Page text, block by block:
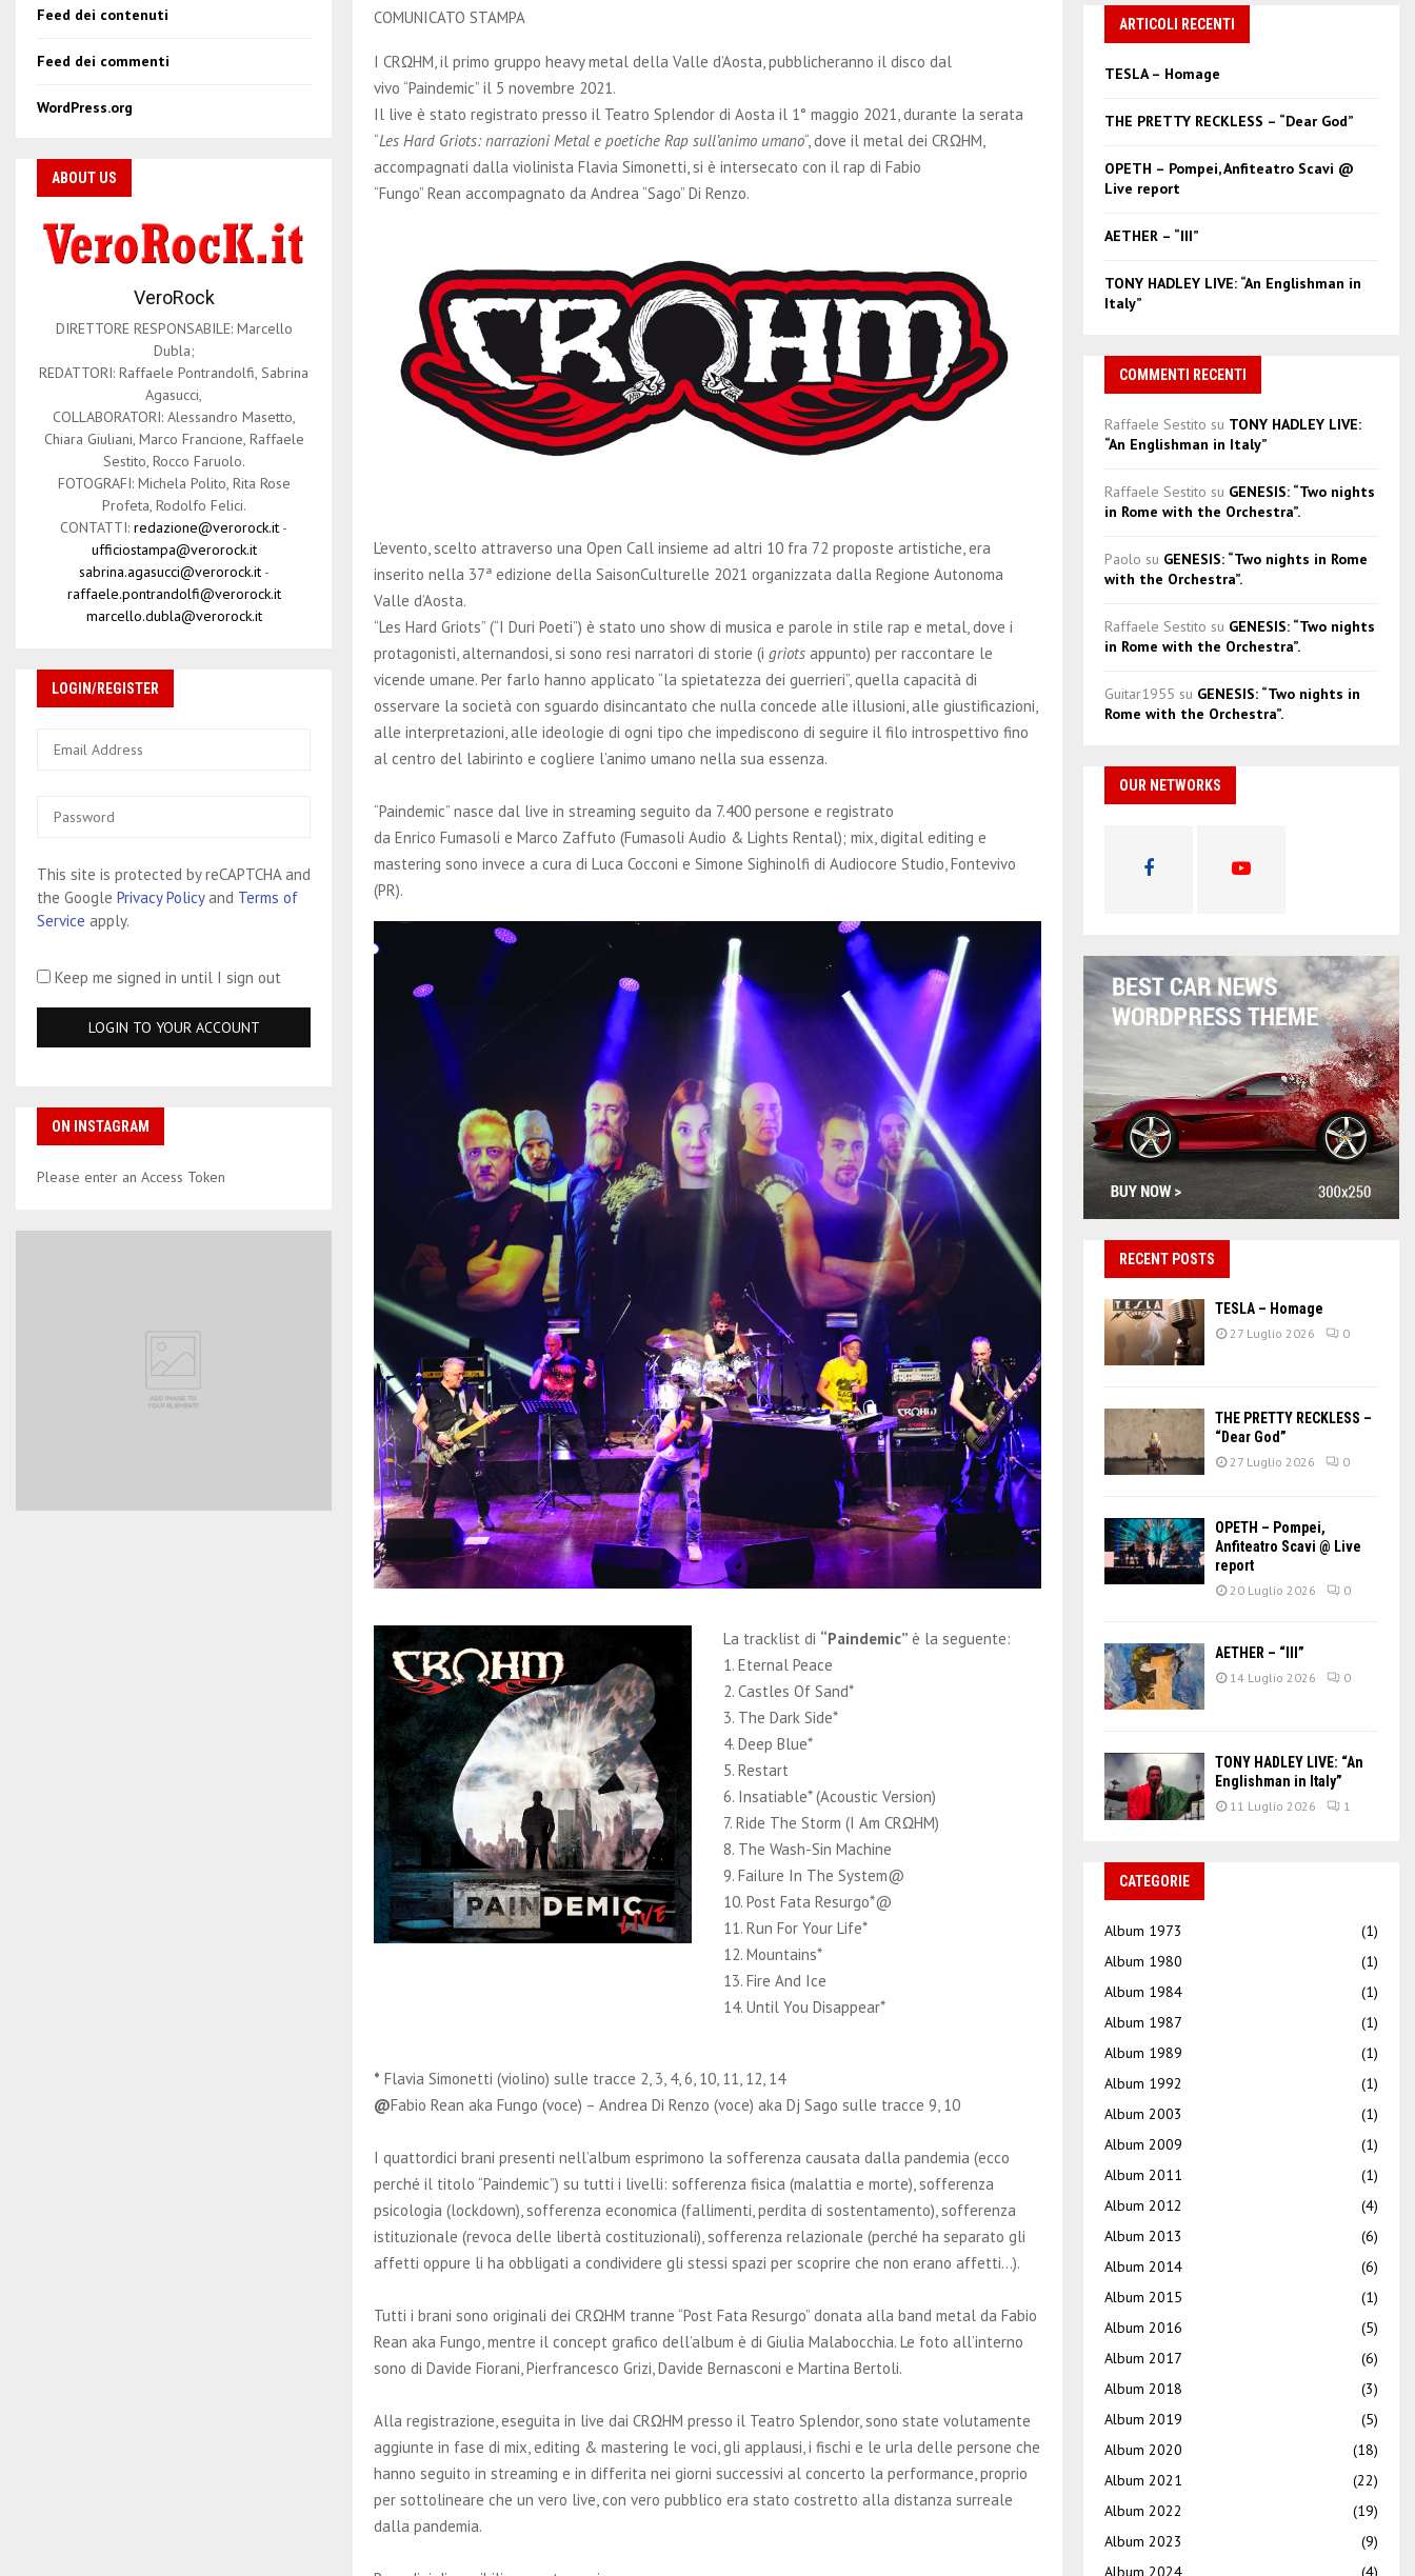
COMUNICATO STAMPA
I CRΩHM, il primo gruppo heavy metal della Valle d’Aosta, pubblicheranno il disco dal
vivo “Paindemic” il 5 novembre 2021.
Il live è stato registrato presso il Teatro Splendor di Aosta il 1° maggio 2021, durante la serata
“Les Hard Griots: narrazioni Metal e poetiche Rap sull’animo umano“, dove il metal dei CRΩHM,
accompagnati dalla violinista Flavia Simonetti, si è intersecato con il rap di Fabio
“Fungo” Rean accompagnato da Andrea “Sago” Di Renzo.
L’evento, scelto attraverso una Open Call insieme ad altri 10 fra 72 proposte artistiche, era
inserito nella 37ª edizione della SaisonCulturelle 2021 organizzata dalla Regione Autonoma
Valle d’Aosta.
“Les Hard Griots” (“I Duri Poeti”) è stato uno show di musica e parole in stile rap e metal, dove i
protagonisti, alternandosi, si sono resi narratori di storie (i griots appunto) per raccontare le
vicende umane. Per farlo hanno applicato “la spietatezza dei guerrieri”, quella capacità di
osservare la società con sguardo disincantato che nulla concede alle illusioni, alle giustificazioni,
alle interpretazioni, alle ideologie di ogni tipo che impediscono di seguire il filo introspettivo fino
al centro del labirinto e cogliere l’animo umano nella sua essenza.
“Paindemic” nasce dal live in streaming seguito da 7.400 persone e registrato
da Enrico Fumasoli e Marco Zaffuto (Fumasoli Audio & Lights Rental); mix, digital editing e
mastering sono invece a cura di Luca Cocconi e Simone Sighinolfi di Audiocore Studio, Fontevivo
(PR).
La tracklist di “Paindemic” è la seguente:
1. Eternal Peace
2. Castles Of Sand*
3. The Dark Side*
4. Deep Blue*
5. Restart
6. Insatiable* (Acoustic Version)
7. Ride The Storm (I Am CRΩHM)
8. The Wash-Sin Machine
9. Failure In The System@
10. Post Fata Resurgo*@
11. Run For Your Life*
12. Mountains*
13. Fire And Ice
14. Until You Disappear*
* Flavia Simonetti (violino) sulle tracce 2, 3, 4, 6, 10, 11, 12, 14
@Fabio Rean aka Fungo (voce) – Andrea Di Renzo (voce) aka Dj Sago sulle tracce 9, 10
I quattordici brani presenti nell’album esprimono la sofferenza causata dalla pandemia (ecco
perché il titolo “Paindemic”) su tutti i livelli: sofferenza fisica (malattia e morte), sofferenza
psicologia (lockdown), sofferenza economica (fallimenti, perdita di sostentamento), sofferenza
istituzionale (revoca delle libertà costituzionali), sofferenza relazionale (perché ha separato gli
affetti oppure li ha obbligati a condividere gli stessi spazi per scoprire che non erano affetti…).
Tutti i brani sono originali dei CRΩHM tranne “Post Fata Resurgo” donata alla band metal da Fabio
Rean aka Fungo, mentre il concept grafico dell’album è di Giulia Malabocchia. Le foto all’interno
sono di Davide Fiorani, Pierfrancesco Grizi, Davide Bernasconi e Martina Bertoli.
Alla registrazione, eseguita in live dai CRΩHM presso il Teatro Splendor, sono state volutamente
aggiunte in fase di mix, editing & mastering le voci, gli applausi, i fischi e le urla delle persone che
hanno seguito in streaming e in differita nei giorni successivi al concerto la performance, proprio
per sottolineare che un vero live, con vero pubblico era stato costretto alla distanza surreale
dalla pandemia.
Feed dei contenuti
Feed dei commenti
WordPress.org
ABOUT US
VeroRock
DIRETTORE RESPONSABILE: Marcello
Dubla;
REDATTORI: Raffaele Pontrandolfi, Sabrina
Agasucci,
COLLABORATORI: Alessandro Masetto,
Chiara Giuliani, Marco Francione, Raffaele
Sestito, Rocco Faruolo.
FOTOGRAFI: Michela Polito, Rita Rose
Profeta, Rodolfo Felici.
CONTATTI: redazione@verorock.it -
ufficiostampa@verorock.it
sabrina.agasucci@verorock.it-
raffaele.pontrandolfi@verorock.it
marcello.dubla@verorock.it
LOGIN/REGISTER
This site is protected by reCAPTCHA and
the Google Privacy Policyand Terms of
Service apply.
Keep me signed in until I sign out
ON INSTAGRAM
Please enter an Access Token
h
f
ARTICOLI RECENTI
TESLA – Homage
THE PRETTY RECKLESS – “Dear God”
OPETH – Pompei, Anfiteatro Scavi @
Live report
AETHER – “III”
TONY HADLEY LIVE: “An Englishman in
Italy”
COMMENTI RECENTI
Raffaele Sestito su TONY HADLEY LIVE:
“An Englishman in Italy”
Raffaele Sestito su GENESIS: “Two nights
in Rome with the Orchestra”.
Paolo su GENESIS: “Two nights in Rome
with the Orchestra”.
Raffaele Sestito su GENESIS: “Two nights
in Rome with the Orchestra”.
Guitar1955 su GENESIS: “Two nights in
Rome with the Orchestra”.
OUR NETWORKS
RECENT POSTS
TESLA – Homage
27 Luglio 2026 0
THE PRETTY RECKLESS –
“Dear God”
27 Luglio 2026 0
OPETH – Pompei,
Anfiteatro Scavi @ Live
report
20 Luglio 2026 0
AETHER – “III”
14 Luglio 2026 0
TONY HADLEY LIVE: “An
Englishman in Italy”
11 Luglio 2026 1
CATEGORIE
Album 1973
(1)
Album 1980
(1)
Album 1984
(1)
Album 1987
(1)
Album 1989
(1)
Album 1992
(1)
Album 2003
(1)
Album 2009
(1)
Album 2011
(1)
Album 2012
(4)
Album 2013
(6)
Album 2014
(6)
Album 2015
(1)
Album 2016
(5)
Album 2017
(6)
Album 2018
(3)
Album 2019
(5)
Album 2020
(18)
Album 2021
(22)
Album 2022
(19)
Album 2023
(9)
Album 2024
(4)